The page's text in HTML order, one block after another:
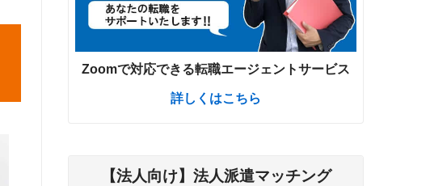
Zoomで対応できる転職エージェントサービス
詳しくはこちら
【法人向け】法人派遣マッチング